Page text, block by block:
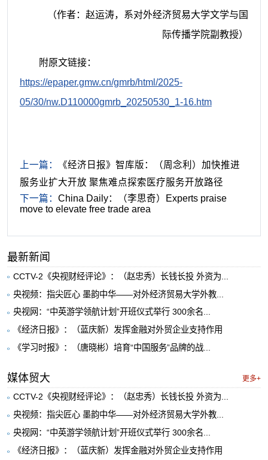
（作者：赵运涛，系对外经济贸易大学文学与国
际传播学院副教授）
附原文链接：
https://epaper.gmw.cn/gmrb/html/2025-
05/30/nw.D110000gmrb_20250530_1-16.htm
上一篇：
《经济日报》智库版：（周念利）加快推进
服务业扩大开放 聚焦难点探索医疗服务开放路径
下一篇： China Daily：（李思奇）Experts praise
move to elevate free trade area
最新新闻
CCTV-2《央视财经评论》：（赵忠秀）长钱长投 外资为...
央视频：指尖匠心 墨韵中华——对外经济贸易大学外教...
央视网：“中英游学领航计划”开班仪式举行 300余名...
《经济日报》：（蓝庆新）发挥金融对外贸企业支持作用
《学习时报》：（唐晓彬）培育“中国服务”品牌的战...
媒体贸大 更多+
CCTV-2《央视财经评论》：（赵忠秀）长钱长投 外资为...
央视频：指尖匠心 墨韵中华——对外经济贸易大学外教...
央视网：“中英游学领航计划”开班仪式举行 300余名...
《经济日报》：（蓝庆新）发挥金融对外贸企业支持作用